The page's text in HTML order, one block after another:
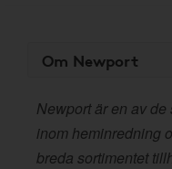
Om Newport
​Newport är en av
inom heminredning
breda sortimentet